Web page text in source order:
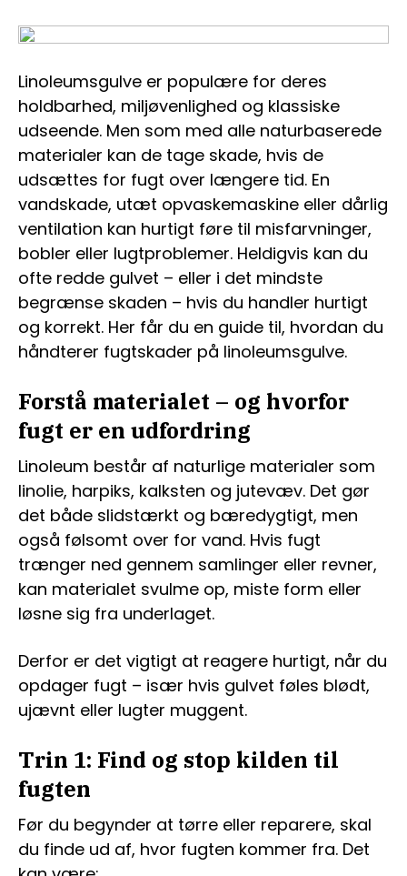
Linoleumsgulve er populære for deres
holdbarhed, miljøvenlighed og klassiske
udseende. Men som med alle naturbaserede
materialer kan de tage skade, hvis de
udsættes for fugt over længere tid. En
vandskade, utæt opvaskemaskine eller dårlig
ventilation kan hurtigt føre til misfarvninger,
bobler eller lugtproblemer. Heldigvis kan du
ofte redde gulvet – eller i det mindste
begrænse skaden – hvis du handler hurtigt
og korrekt. Her får du en guide til, hvordan du
håndterer fugtskader på linoleumsgulve.
Forstå materialet – og hvorfor
fugt er en udfordring
Linoleum består af naturlige materialer som
linolie, harpiks, kalksten og jutevæv. Det gør
det både slidstærkt og bæredygtigt, men
også følsomt over for vand. Hvis fugt
trænger ned gennem samlinger eller revner,
kan materialet svulme op, miste form eller
løsne sig fra underlaget.
Derfor er det vigtigt at reagere hurtigt, når du
opdager fugt – især hvis gulvet føles blødt,
ujævnt eller lugter muggent.
Trin 1: Find og stop kilden til
fugten
Før du begynder at tørre eller reparere, skal
du finde ud af, hvor fugten kommer fra. Det